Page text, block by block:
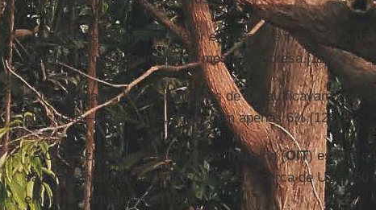
• O diretor executivo da maior empresa de informática
que um funcionário médio da mesma empresa.[11]
• Na década de 1980, produtores de cacau ficavam com
chocolate – atualmente, ficam com apenas 6%.[12]
• A Organização Internacional do Trabalho (OIT) estima
são trabalhadores forçados que geram cerca de US$ 150
empresas anualmente.[13]